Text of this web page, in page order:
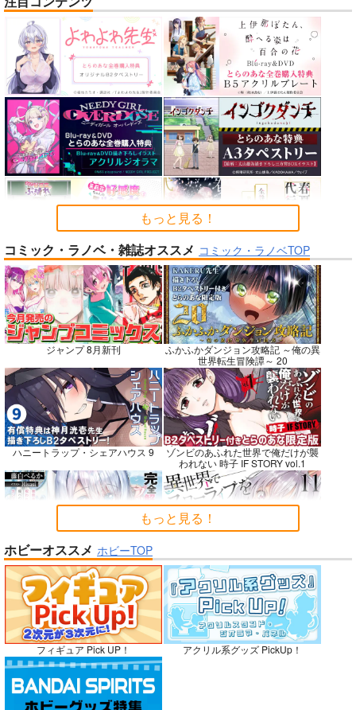
nanka A kanji no titl
ハイパーソニックソウ
ル
2,200円（税込）
Fate/Grand Order
インドラ
近藤勇
サンプル
カート
作って食べよう陸軍
飯-野外炊事・携行食
編-
シオサイ。
専売 1,100円（税込）
ミリタリー
サンプル
カート
公王様のおしごと
C:設計室
700円（税込）
シャリア・ブル
アルテイシア
サンプル
カート
No.6
悪縁
ぽむ屋
770円（税込）
Fate/Grand Order
マシュ・キリエライト
サンプル
カート
No.8
RED nankaAkanjino
OMNIBUS
ハイパーソニックソウ
ル
3,025 （税込）
Fate/Grand Order
カルナ
アルジュナ
サンプル
カート
No.8
社畜巡礼記３ 南米ス
ペシャル
赤茄子労働組合
専売 1,375円（税込）
Dr.STONE
七海龍水
氷月
サンプル
カート
No.10
もっと見る！
コミック・ラノベ・雑誌オススメ コミック・ラノベTOP
ジャンプ 8月新刊
ふかふかダンジョン攻略記 ～俺の異
世界転生冒険譚～ 20
ハニートラップ・シェアハウス 9
ゾンビのあふれた世界で俺だけが襲
われない 時子 IF STORY vol.1
完全解呪のプリースト 2
嫁候補、うちに住むらしい。 #古民
家・美少女3人・耳付き幼馴染
禁断で禁断じゃないちょっと禁断な
義兄妹ラブコメは未遂えっちから始
もっと見る！
ホビーオススメ ホビーTOP
フィギュア Pick UP！ アクリル系グッズ PickUp！